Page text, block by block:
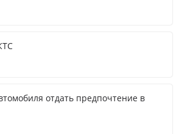
отдать предпочтение в